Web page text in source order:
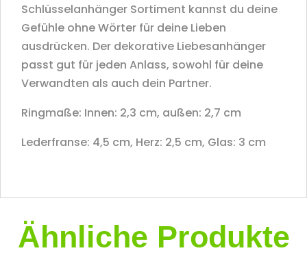
Schlüsselanhänger Sortiment kannst du deine
Gefühle ohne Wörter für deine Lieben
ausdrücken. Der dekorative Liebesanhänger
passt gut für jeden Anlass, sowohl für deine
Verwandten als auch dein Partner.
Ringmaße: Innen: 2,3 cm, außen: 2,7 cm
Lederfranse: 4,5 cm, Herz: 2,5 cm, Glas: 3 cm
Ähnliche Produkte